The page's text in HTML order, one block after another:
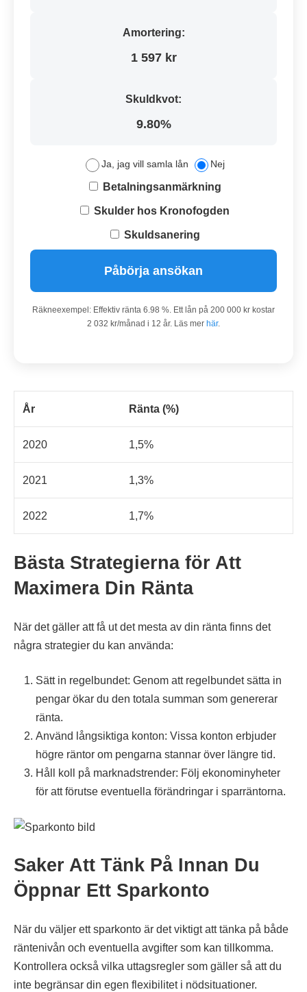
Amortering:
1 597 kr
Skuldkvot:
9.80%
Ja, jag vill samla lån Nej
Betalningsanmärkning
Skulder hos Kronofogden
Skuldsanering
Påbörja ansökan
Räkneexempel: Effektiv ränta 6.98 %. Ett lån på 200 000 kr kostar
2 032 kr/månad i 12 år. Läs mer här.
År Ränta (%)
2020 1,5%
2021 1,3%
2022 1,7%
Bästa Strategierna för Att
Maximera Din Ränta
När det gäller att få ut det mesta av din ränta finns det
några strategier du kan använda:
Sätt in regelbundet: Genom att regelbundet sätta in
pengar ökar du den totala summan som genererar
ränta.
Använd långsiktiga konton: Vissa konton erbjuder
högre räntor om pengarna stannar över längre tid.
Håll koll på marknadstrender: Följ ekonominyheter
för att förutse eventuella förändringar i sparräntorna.
Saker Att Tänk På Innan Du
Öppnar Ett Sparkonto
När du väljer ett sparkonto är det viktigt att tänka på både
räntenivån och eventuella avgifter som kan tillkomma.
Kontrollera också vilka uttagsregler som gäller så att du
inte begränsar din egen flexibilitet i nödsituationer.